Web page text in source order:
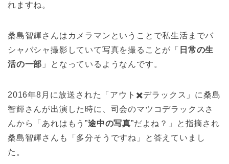
れますね。
桑島智輝さんはカメラマンということで私生活までバ
シャバシャ撮影していて写真を撮ることが「
日常の生
活の一部 」となっているようなんです。
2016年8月に放送された「アウト✖️デラックス」に桑島
智輝さんが出演した時に、司会のマツコデラックスさ
んから「あれはもう”途中の写真”だよね？」と指摘され
桑島智輝さんも「多分そうですね」と答えていまし
た。